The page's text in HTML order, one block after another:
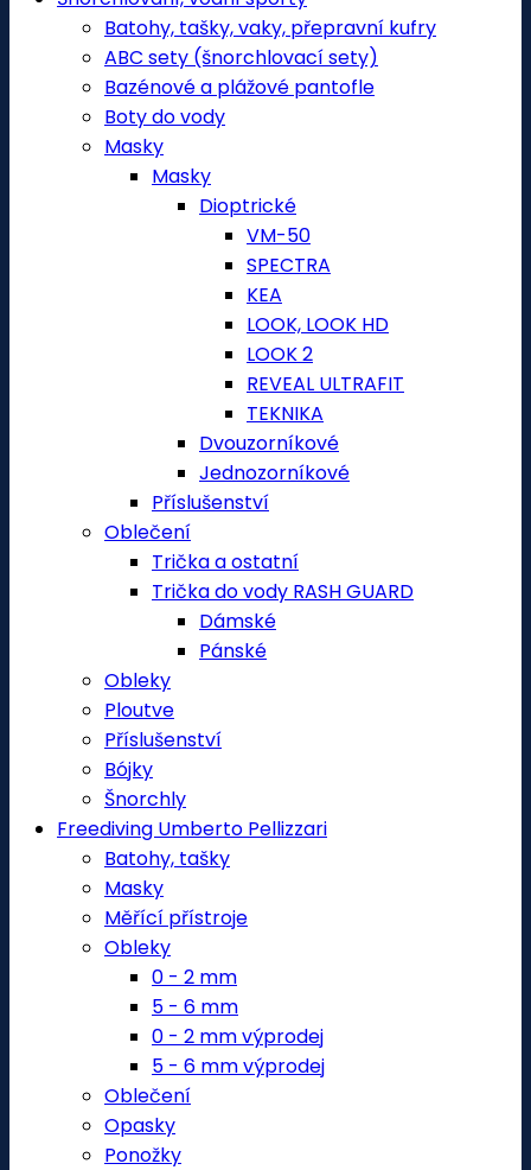
Batohy, tašky, vaky, přepravní kufry
ABC sety (šnorchlovací sety)
Bazénové a plážové pantofle
Boty do vody
Masky
Masky
Dioptrické
VM-50
SPECTRA
KEA
LOOK, LOOK HD
LOOK 2
REVEAL ULTRAFIT
TEKNIKA
Dvouzorníkové
Jednozorníkové
Příslušenství
Oblečení
Trička a ostatní
Trička do vody RASH GUARD
Dámské
Pánské
Obleky
Ploutve
Příslušenství
Bójky
Šnorchly
Freediving Umberto Pellizzari
Batohy, tašky
Masky
Měřící přístroje
Obleky
0 - 2 mm
5 - 6 mm
0 - 2 mm výprodej
5 - 6 mm výprodej
Oblečení
Opasky
Ponožky